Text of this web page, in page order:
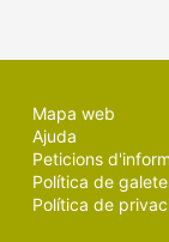
Mapa web
Ajuda
Peticions
Política de
Política de